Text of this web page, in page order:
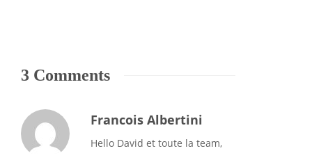
3 Comments
Francois Albertini
Hello David et toute la team,